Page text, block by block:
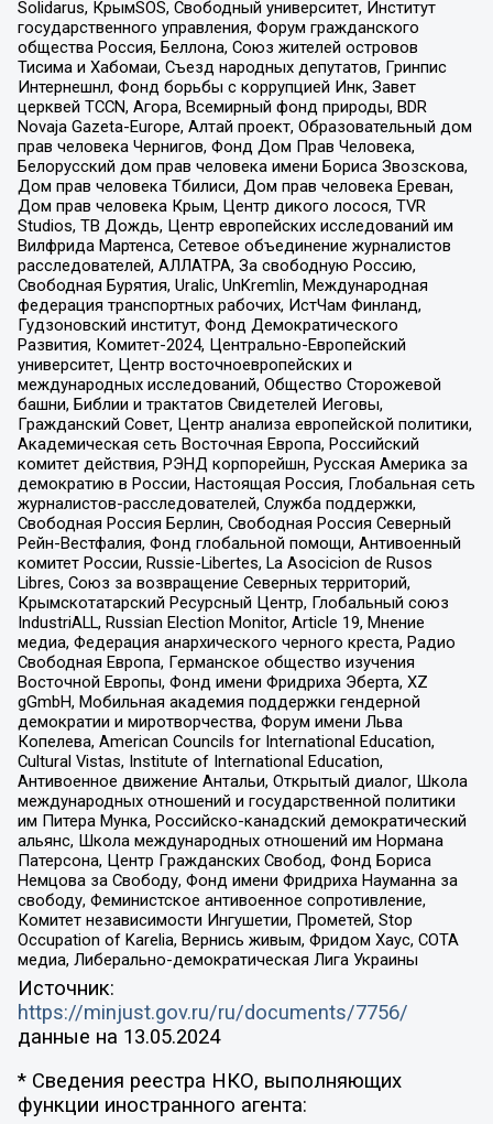
Solidarus, КрымSOS, Свободный университет, Институт
государственного управления, Форум гражданского
общества Россия, Беллона, Союз жителей островов
Тисима и Хабомаи, Съезд народных депутатов, Гринпис
Интернешнл, Фонд борьбы с коррупцией Инк, Завет
церквей TCCN, Агора, Всемирный фонд природы, BDR
Novaja Gazeta-Europe, Алтай проект, Образовательный дом
прав человека Чернигов, Фонд Дом Прав Человека,
Белорусский дом прав человека имени Бориса Звозскова,
Дом прав человека Тбилиси, Дом прав человека Ереван,
Дом прав человека Крым, Центр дикого лосося, TVR
Studios, ТВ Дождь, Центр европейских исследований им
Вилфрида Мартенса, Сетевое объединение журналистов
расследователей, АЛЛАТРА, За свободную Россию,
Свободная Бурятия, Uralic, UnKremlin, Международная
федерация транспортных рабочих, ИстЧам Финланд,
Гудзоновский институт, Фонд Демократического
Развития, Комитет-2024, Центрально-Европейский
университет, Центр восточноевропейских и
международных исследований, Общество Сторожевой
башни, Библии и трактатов Свидетелей Иеговы,
Гражданский Совет, Центр анализа европейской политики,
Академическая сеть Восточная Европа, Российский
комитет действия, РЭНД корпорейшн, Русская Америка за
демократию в России, Настоящая Россия, Глобальная сеть
журналистов-расследователей, Служба поддержки,
Свободная Россия Берлин, Свободная Россия Северный
Рейн-Вестфалия, Фонд глобальной помощи, Антивоенный
комитет России, Russie-Libertes, La Asocicion de Rusos
Libres, Союз за возвращение Северных территорий,
Крымскотатарский Ресурсный Центр, Глобальный союз
IndustriALL, Russian Election Monitor, Article 19, Мнение
медиа, Федерация анархического черного креста, Радио
Свободная Европа, Германское общество изучения
Восточной Европы, Фонд имени Фридриха Эберта, XZ
gGmbH, Мобильная академия поддержки гендерной
демократии и миротворчества, Форум имени Льва
Копелева, American Councils for International Education,
Cultural Vistas, Institute of International Education,
Антивоенное движение Антальи, Открытый диалог, Школа
международных отношений и государственной политики
им Питера Мунка, Российско-канадский демократический
альянс, Школа международных отношений им Нормана
Патерсона, Центр Гражданских Свобод, Фонд Бориса
Немцова за Свободу, Фонд имени Фридриха Науманна за
свободу, Феминистское антивоенное сопротивление,
Комитет независимости Ингушетии, Прометей, Stop
Occupation of Karelia, Вернись живым, Фридом Хаус, СОТА
медиа, Либерально-демократическая Лига Украины
Источник:
https://minjust.gov.ru/ru/documents/7756/
данные на 13.05.2024
* Сведения реестра НКО, выполняющих
функции иностранного агента: